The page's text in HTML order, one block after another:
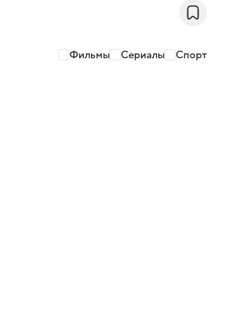
Фильмы Сериалы Спорт